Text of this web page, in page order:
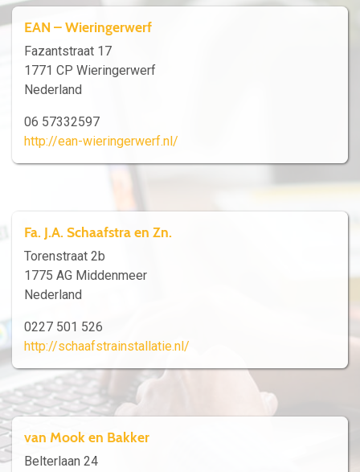
EAN – Wieringerwerf
Fazantstraat 17
1771 CP Wieringerwerf
Nederland
06 57332597
http://ean-wieringerwerf.nl/
Fa. J.A. Schaafstra en Zn.
Torenstraat 2b
1775 AG Middenmeer
Nederland
0227 501 526
http://schaafstrainstallatie.nl/
van Mook en Bakker
Belterlaan 24